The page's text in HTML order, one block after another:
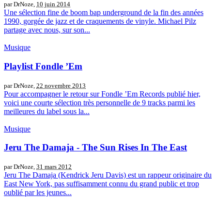
par DrNoze, 10 juin 2014
Une sélection fine de boom bap underground de la fin des années
1990, gorgée de jazz et de craquements de vinyle. Michael Pilz
partage avec nous, sur son...
Musique
Playlist Fondle ’Em
par DrNoze, 22 novembre 2013
Pour accompagner le retour sur Fondle ’Em Records publié hier,
voici une courte sélection très personnelle de 9 tracks parmi les
meilleures du label sous la...
Musique
Jeru The Damaja - The Sun Rises In The East
par DrNoze, 31 mars 2012
Jeru The Damaja (Kendrick Jeru Davis) est un rappeur originaire du
East New York, pas suffisamment connu du grand public et trop
oublié par les jeunes...